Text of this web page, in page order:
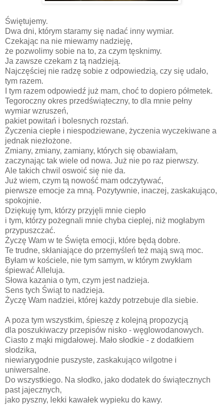
Świętujemy.
Dwa dni, którym staramy się nadać inny wymiar.
Czekając na nie miewamy nadzieję,
że pozwolimy sobie na to, za czym tęsknimy.
Ja zawsze czekam z tą nadzieją.
Najczęściej nie radzę sobie z odpowiedzią, czy się udało,
tym razem.
I tym razem odpowiedź już mam, choć to dopiero półmetek.
Tegoroczny okres przedświąteczny, to dla mnie pełny
wymiar wzruszeń,
pakiet powitań i bolesnych rozstań.
Życzenia ciepłe i niespodziewane, życzenia wyczekiwane a
jednak niezłożone.
Zmiany, zmiany, zamiany, których się obawiałam,
zaczynając tak wiele od nowa. Już nie po raz pierwszy.
Ale takich chwil oswoić się nie da.
Już wiem, czym tą nowość mam odczytywać,
pierwsze emocje za mną. Pozytywnie, inaczej, zaskakująco,
spokojnie.
Dziękuję tym, którzy przyjęli mnie ciepło
i tym, którzy pożegnali mnie chyba cieplej, niż mogłabym
przypuszczać.
Życzę Wam w te Święta emocji, które będą dobre.
Te trudne, skłaniające do przemyśleń też mają swą moc.
Byłam w kościele, nie tym samym, w którym zwykłam
śpiewać Alleluja.
Słowa kazania o tym, czym jest nadzieja.
Sens tych Świąt to nadzieja.
Życzę Wam nadziei, której każdy potrzebuje dla siebie.
A poza tym wszystkim, śpieszę z kolejną propozycją
dla poszukiwaczy przepisów nisko - węglowodanowych.
Ciasto z mąki migdałowej. Mało słodkie - z dodatkiem
słodzika,
niewiarygodnie puszyste, zaskakująco wilgotne i
uniwersalne.
Do wszystkiego. Na słodko, jako dodatek do świątecznych
past jajecznych,
jako pyszny, lekki kawałek wypieku do kawy.